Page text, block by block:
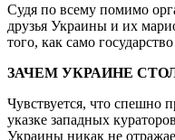
Судя по всему помимо
друзья Украины и их
того, как само
ЗАЧЕМ УКРАИНЕ
Чувствуется, что спешно
указке западных
Украины никак не